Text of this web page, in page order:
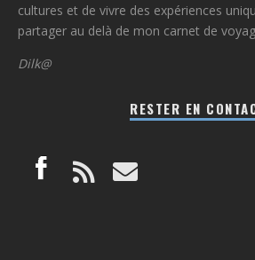
cultures et de vivre des expériences
partager au delà de mon carnet de
Dilk@
RESTER EN